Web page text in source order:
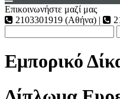
Επικοινωνήστε μαζί μας
2103301919 (Αθήνα) |
Εμπορικό